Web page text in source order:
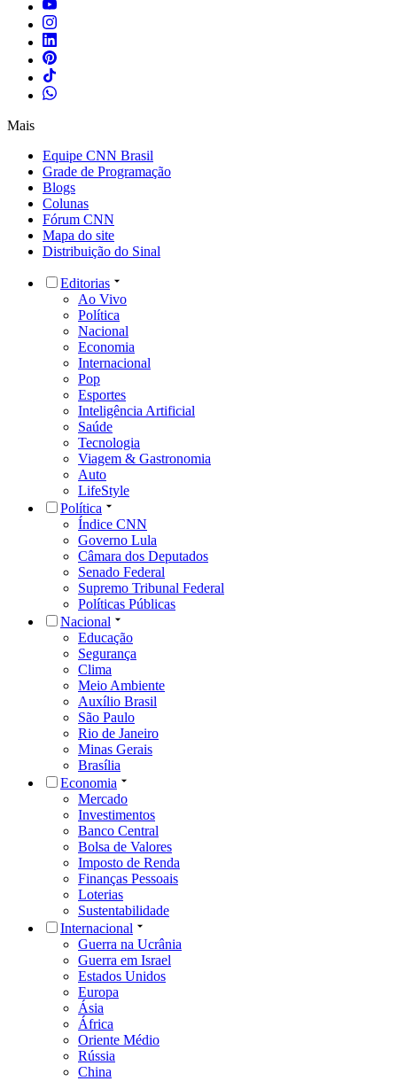
Mais
Equipe CNN Brasil
Grade de Programação
Blogs
Colunas
Fórum CNN
Mapa do site
Distribuição do Sinal
Editorias
Ao Vivo
Política
Nacional
Economia
Internacional
Pop
Esportes
Inteligência Artificial
Saúde
Tecnologia
Viagem & Gastronomia
Auto
LifeStyle
Política
Índice CNN
Governo Lula
Câmara dos Deputados
Senado Federal
Supremo Tribunal Federal
Políticas Públicas
Nacional
Educação
Segurança
Clima
Meio Ambiente
Auxílio Brasil
São Paulo
Rio de Janeiro
Minas Gerais
Brasília
Economia
Mercado
Investimentos
Banco Central
Bolsa de Valores
Imposto de Renda
Finanças Pessoais
Loterias
Sustentabilidade
Internacional
Guerra na Ucrânia
Guerra em Israel
Estados Unidos
Europa
Ásia
África
Oriente Médio
Rússia
China